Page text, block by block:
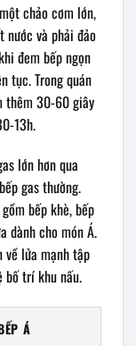
chảo cơm lớn,
nước và phải đảo
đem bếp ngọn
tục. Trong quán
thêm 30-60 giây
13h.
lớn hơn qua
gas thường.
bếp khè, bếp
dành cho món Á.
về lửa mạnh tập
bố trí khu nấu.
Á